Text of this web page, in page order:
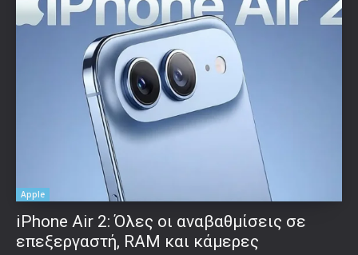
Apple
iPhone Air 2: Όλες οι αναβαθμίσεις σε
επεξεργαστή, RAM και κάμερες